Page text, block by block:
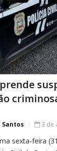
Santos 3 de
sexta-feira